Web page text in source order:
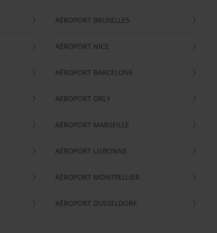
AÉROPORT BRUXELLES
AÉROPORT NICE
AÉROPORT BARCELONE
AÉROPORT ORLY
AÉROPORT MARSEILLE
AÉROPORT LISBONNE
AÉROPORT MONTPELLIER
AÉROPORT DUSSELDORF